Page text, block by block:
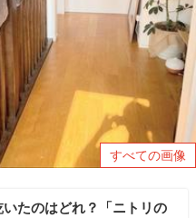
すべての画像
いたのはどれ？「ニトリの